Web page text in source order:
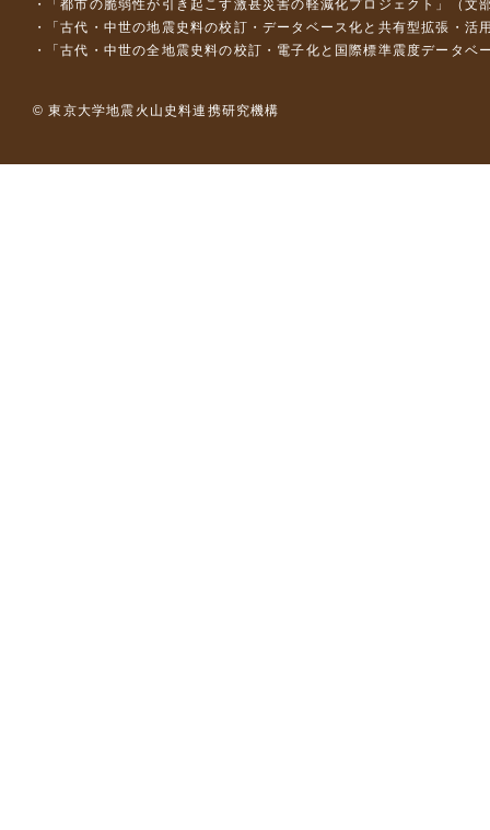
「都市の脆弱性が引き起こす激甚災害の軽減化プロジェクト」（
「古代・中世の地震史料の校訂・データベース化と共有型拡張・
「古代・中世の全地震史料の校訂・電子化と国際標準震度データ
© 東京大学地震火山史料連携研究機構